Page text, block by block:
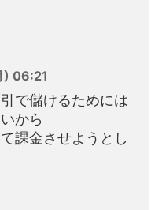
06:21
で儲けるためには
から
課金させようとし